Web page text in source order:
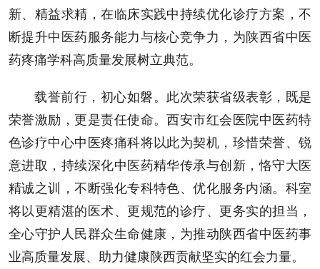
新、精益求精，在临床实践中持续优化诊疗方案，不
断提升中医药服务能力与核心竞争力，为陕西省中医
药疼痛学科高质量发展树立典范。
载誉前行，初心如磐。此次荣获省级表彰，既是
荣誉激励，更是责任使命。西安市红会医院中医药特
色诊疗中心中医疼痛科将以此为契机，珍惜荣誉、锐
意进取，持续深化中医药精华传承与创新，恪守大医
精诚之训，不断强化专科特色、优化服务内涵。科室
将以更精湛的医术、更规范的诊疗、更务实的担当，
全心守护人民群众生命健康，为推动陕西省中医药事
业高质量发展、助力健康陕西贡献坚实的红会力量。